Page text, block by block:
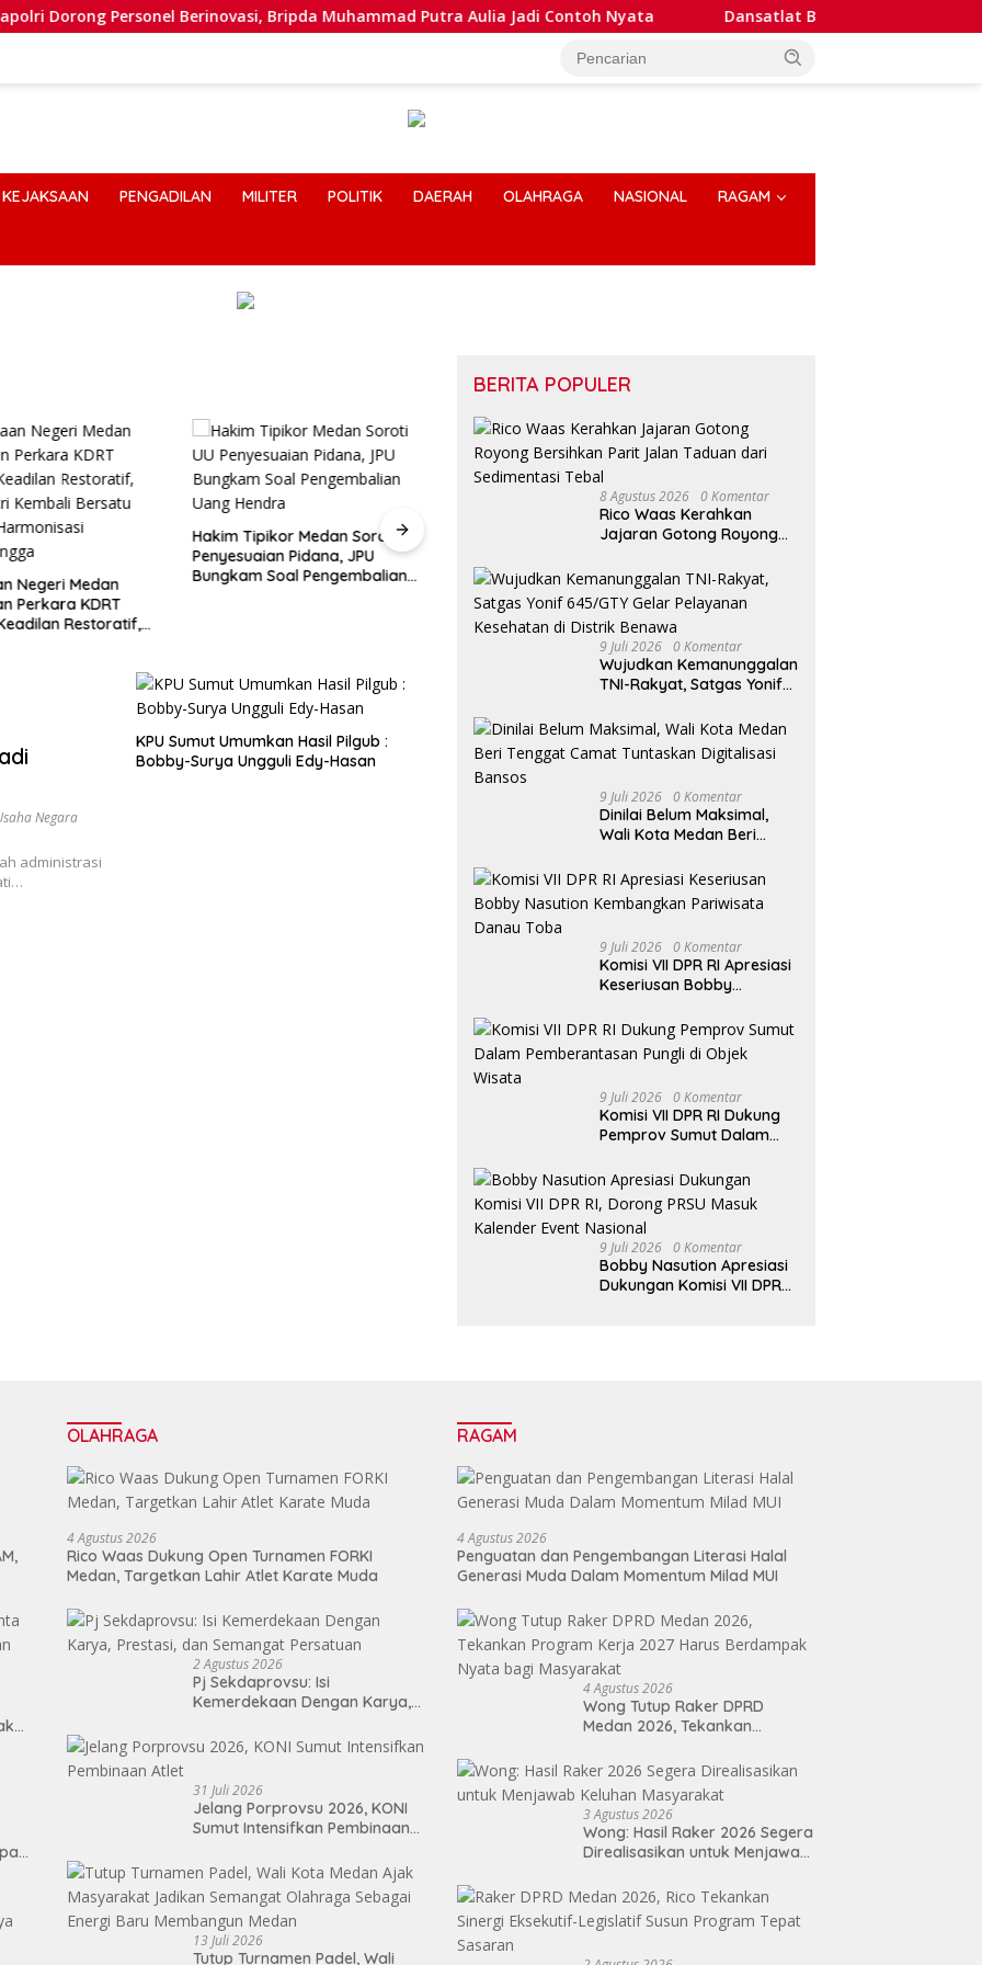
Personel Berinovasi, Bripda Muhammad Putra Aulia Jadi Contoh Nyata Dansatlat Brimob Korbrimob Buka
KEJAKSAAN PENGADILAN MILITER POLITIK DAERAH OLAHRAGA NASIONAL RAGAM
Negeri Medan
Perkara KDRT
Restoratif,
Hakim Tipikor Medan Soroti UU
Penyesuaian Pidana, JPU
Bungkam Soal Pengembalian
Kajati Sumatera Utara Terima
Audiensi Badan Pembentukan
Tegakkan Putusan Inkracht,
Kejari Asahan Musnahkan
Negara
administrasi
KPU Sumut Umumkan Hasil Pilgub :
Bobby-Surya Ungguli Edy-Hasan
BERITA POPULER
8 Agustus 2026 0 Komentar
Rico Waas Kerahkan
Jajaran Gotong Royong
Taduan dari Sedimentasi
Tebal
9 Juli 2026 0 Komentar
Wujudkan Kemanunggalan
TNI-Rakyat, Satgas Yonif
Kesehatan di Distrik
Benawa
9 Juli 2026 0 Komentar
Dinilai Belum Maksimal,
Wali Kota Medan Beri
Digitalisasi Bansos
9 Juli 2026 0 Komentar
Komisi VII DPR RI Apresiasi
Keseriusan Bobby
Pariwisata Danau Toba
9 Juli 2026 0 Komentar
Komisi VII DPR RI Dukung
Pemprov Sumut Dalam
Objek Wisata
9 Juli 2026 0 Komentar
Bobby Nasution Apresiasi
Dukungan Komisi VII DPR
OLAHRAGA
4 Agustus 2026
Rico Waas Dukung Open Turnamen FORKI
Medan, Targetkan Lahir Atlet Karate Muda
2 Agustus 2026
Pj Sekdaprovsu: Isi
Kemerdekaan Dengan Karya,
Persatuan
31 Juli 2026
Jelang Porprovsu 2026, KONI
Sumut Intensifkan Pembinaan
13 Juli 2026
Tutup Turnamen Padel, Wali
RAGAM
4 Agustus 2026
Penguatan dan Pengembangan Literasi Halal
Generasi Muda Dalam Momentum Milad MUI
4 Agustus 2026
Wong Tutup Raker DPRD
Medan 2026, Tekankan
Berdampak Nyata bagi
Masyarakat
3 Agustus 2026
Wong: Hasil Raker 2026 Segera
Direalisasikan untuk Menjawab